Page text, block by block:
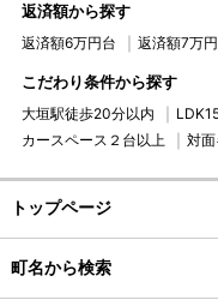
返済額から探す
返済額6万円台 返済額7万
こだわり条件から探す
大垣駅徒歩20分以内
カースペース２台以上
対
トップページ
町名から検索